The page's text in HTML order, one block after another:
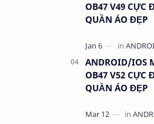
OB47 V49 CỰC
QUẦN ÁO ĐẸP
ANDROID/IOS
OB47 V52 CỰC
QUẦN ÁO ĐẸP